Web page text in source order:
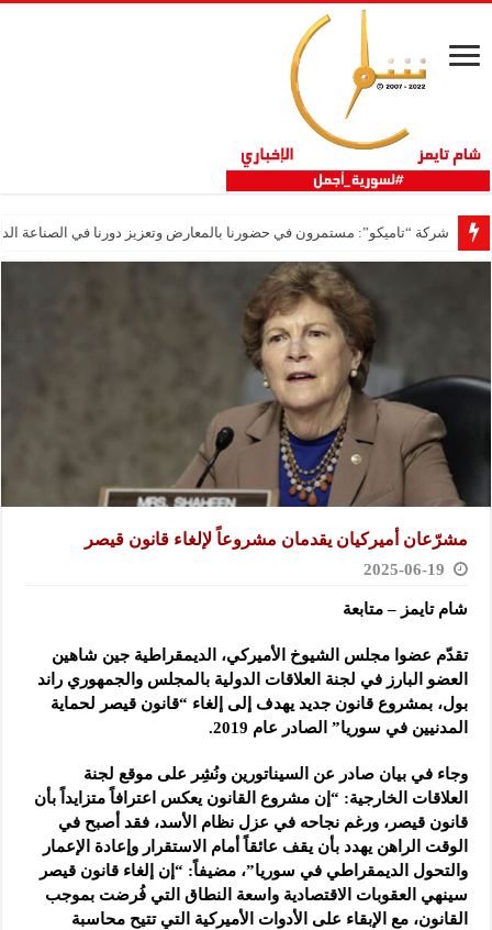
شركة “تاميكو”: مستمرون في حضورنا بالمعارض وتعزيز دورنا في الصناعة
مشرّعان أميركيان يقدمان مشروعاً لإلغاء قانون قيصر
2025-06-19
شام تايمز – متابعة
تقدّم عضوا مجلس الشيوخ الأميركي، الديمقراطية جين شاهين
العضو البارز في لجنة العلاقات الدولية بالمجلس والجمهوري راند
بول، بمشروع قانون جديد يهدف إلى إلغاء “قانون قيصر لحماية
المدنيين في سوريا” الصادر عام 2019.
وجاء في بيان صادر عن السيناتورين ونُشِر على موقع لجنة
العلاقات الخارجية: “إن مشروع القانون يعكس اعترافاً متزايداً بأن
قانون قيصر، ورغم نجاحه في عزل نظام الأسد، فقد أصبح في
الوقت الراهن يهدد بأن يقف عائقاً أمام الاستقرار وإعادة الإعمار
والتحول الديمقراطي في سوريا”، مضيفاً: “إن إلغاء قانون قيصر
سينهي العقوبات الاقتصادية واسعة النطاق التي فُرضت بموجب
القانون، مع الإبقاء على الأدوات الأميركية التي تتيح محاسبة